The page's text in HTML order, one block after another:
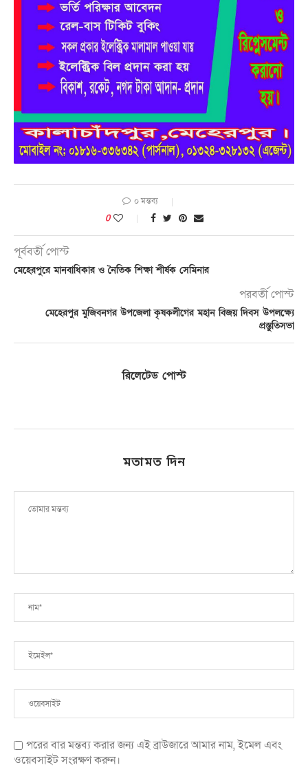
০ মন্তব্য
0
পূর্ববর্তী পোস্ট
মেহেরপুরে মানবাধিকার ও নৈতিক শিক্ষা শীর্ষক সেমিনার
পরবর্তী পোস্ট
মেহেরপুর মুজিবনগর উপজেলা কৃষকলীগের মহান বিজয় দিবস উপলক্ষ্যে
প্রস্তুতিসভা
রিলেটেড পোস্ট
মতামত দিন
পরের বার মন্তব্য করার জন্য এই ব্রাউজারে আমার নাম, ইমেল এবং
ওয়েবসাইট সংরক্ষণ করুন।